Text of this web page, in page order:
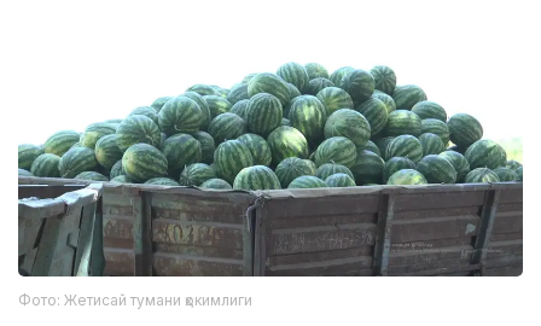
Фото: Жетисай тумани ҳокимлиги